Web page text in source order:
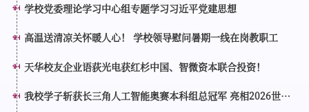
学校党委理论学习中心组专题学习习近平党建思想
高温送清凉关怀暖人心！ 学校领导慰问暑期一线在岗教职工
天华校友企业语荻光电获红杉中国、智微资本联合投资！
我校学子斩获长三角人工智能奥赛本科组总冠军 亮相2026世界